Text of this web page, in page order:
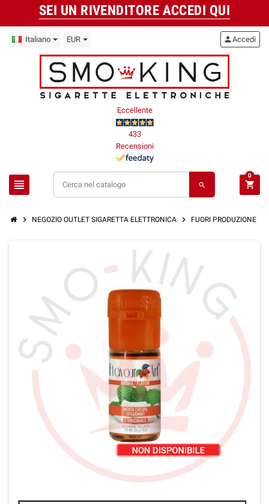
SEI UN RIVENDITORE ACCEDI QUI
Italiano EUR
Eccellente
433
Recensioni
view_headline search
personAccedi
shopping_cart
0
chevron_right NEGOZIO OUTLET SIGARETTA ELETTRONICA chevron_right FUORI PRODUZIONE